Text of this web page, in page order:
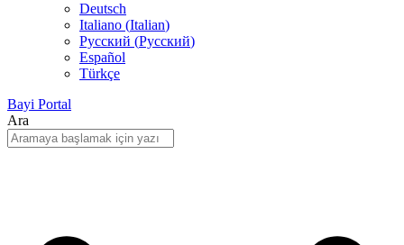
Deutsch
Italiano (Italian)
Русский (Pусский)
Español
Türkçe
Bayi Portal
Ara